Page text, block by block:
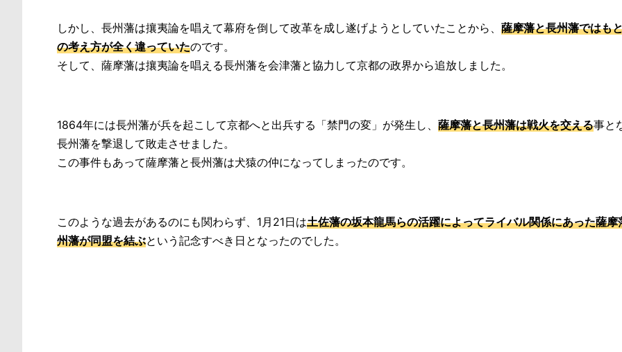
しかし、長州藩は攘夷論を唱えて幕府を倒して改革を成し遂げようとしていたことから、 薩摩藩と長州藩ではも
の考え方が全く違っていたのです。
そして、薩摩藩は攘夷論を唱える長州藩を会津藩と協力して京都の政界から追放しました。
1864年には長州藩が兵を起こして京都へと出兵する「禁門の変」が発生し、 薩摩藩と長州藩は戦火を交える事と
長州藩を撃退して敗走させました。
この事件もあって薩摩藩と長州藩は犬猿の仲になってしまったのです。
このような過去があるのにも関わらず、1月21日は土佐藩の坂本龍馬らの活躍によってライバル関係にあった薩摩
州藩が同盟を結ぶという記念すべき日となったのでした。